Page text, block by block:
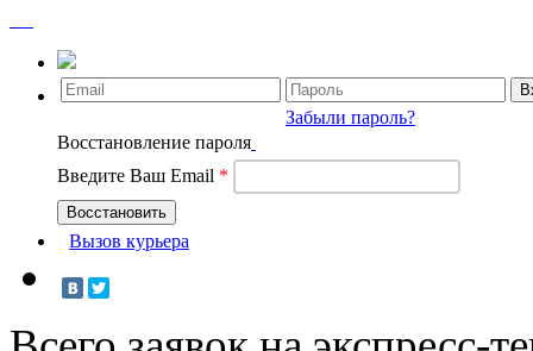
Забыли пароль?
Восстановление пароля
Введите Ваш Email *
Вызов курьера